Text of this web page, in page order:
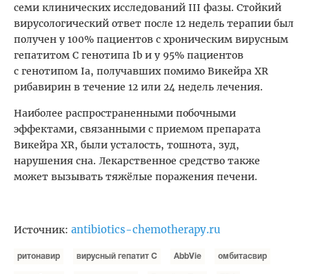
семи клинических исследований III фазы. Стойкий
вирусологический ответ после 12 недель терапии был
получен у 100% пациентов с хроническим вирусным
гепатитом С генотипа Ib и у 95% пациентов
с генотипом Iа, получавших помимо Викейра XR
рибавирин в течение 12 или 24 недель лечения.
Наиболее распространенными побочными
эффектами, связанными с приемом препарата
Викейра XR, были усталость, тошнота, зуд,
нарушения сна. Лекарственное средство также
может вызывать тяжёлые поражения печени.
Источник: antibiotics-chemotherapy.ru
ритонавир вирусный гепатит С AbbVie омбитасвир